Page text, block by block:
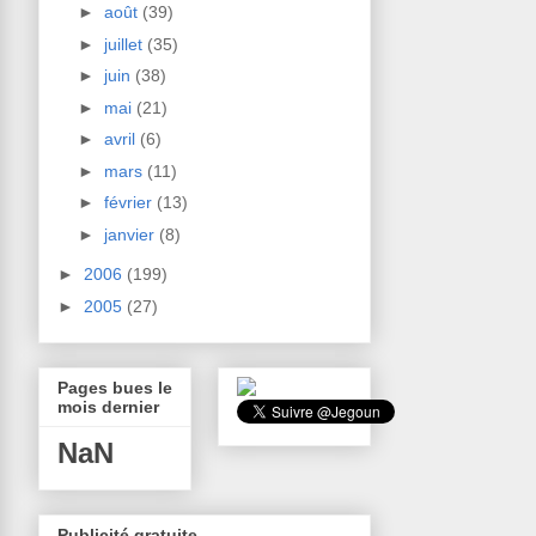
► août (39)
► juillet (35)
► juin (38)
► mai (21)
► avril (6)
► mars (11)
► février (13)
► janvier (8)
► 2006 (199)
► 2005 (27)
Pages bues le
mois dernier
NaN